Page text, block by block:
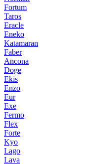
Fortum
Taros
Eracle
Eneko
Katamaran
Faber
Ancona
Doge
Ekis
Enzo
Eur
Exe
Fermo
Flex
Forte
Kyo
Lago
Lava